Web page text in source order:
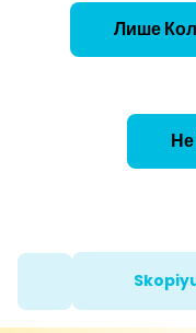
Лише